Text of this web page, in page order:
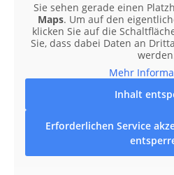
Sie sehen gerade einen
Maps. Um auf den
klicken Sie auf die
Sie, dass dabei Daten an
Mehr
Inhalt
Erforderlichen Service